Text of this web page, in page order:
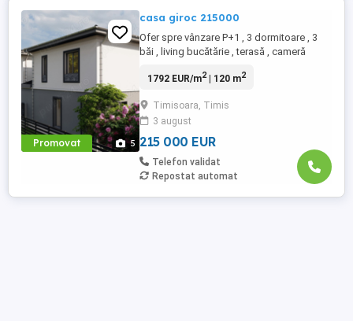
Promovat 5
casa giroc 215000
Ofer spre vânzare P+1 , 3 dormitoare , 3
băi , living bucătărie , terasă , cameră
Giroc între casa suprafața construită 130
0727516012
1792 EUR/m2| 120 m2
Timisoara, Timis
3 august
215 000 EUR
Telefon validat
Repostat automat